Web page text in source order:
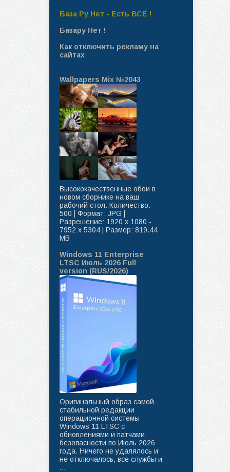
База Ру Нет - Есть ВСЁ !
Базару Нет !
Как отключить рекламу на
сайтах
Wallpapers Mix №2043
Высококачественные обои в
новом сборнике на ваш
рабочий стол. Количество:
500 | Формат: JPG |
Разрешение: 1920 x 1080 -
7952 x 5304 | Размер: 819.44
MB
Windows 11 Enterprise
LTSC Июль 2026 Full
version (RUS/2026)
Оригинальный образ самой
стабильной редакции
операционной системы
Windows 11 LTSC с
обновлениями и патчами
безопасности по Июль 2026
года. Ничего не удалялось и
не отключалось, все службы и
...